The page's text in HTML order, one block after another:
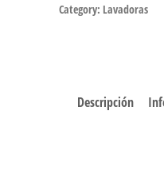
Category: Lavadoras
Descripción